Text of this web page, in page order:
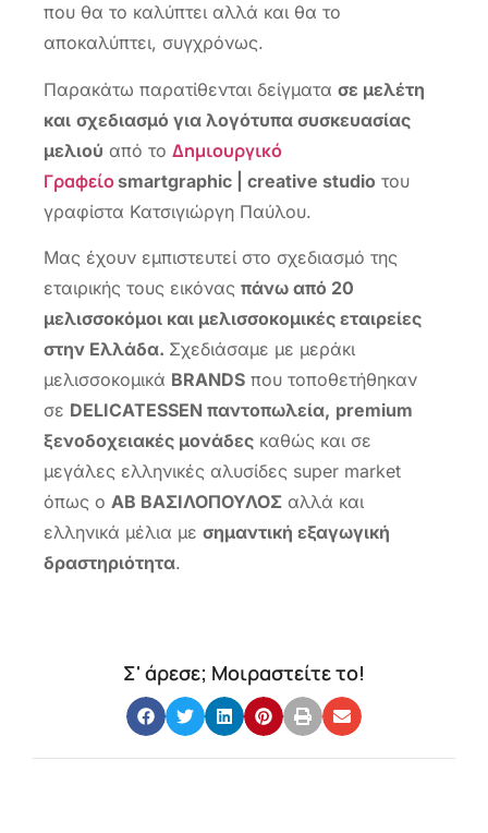
που θα το καλύπτει αλλά και θα το
αποκαλύπτει, συγχρόνως.
Παρακάτω παρατίθενται δείγματα σε μελέτη
και σχεδιασμό για λογότυπα συσκευασίας
μελιού από το Δημιουργικό
Γραφείο smartgraphic | creative studio του
γραφίστα Κατσιγιώργη Παύλου.
Μας έχουν εμπιστευτεί στο σχεδιασμό της
εταιρικής τους εικόνας πάνω από 20
μελισσοκόμοι και μελισσοκομικές εταιρείες
στην Ελλάδα. Σχεδιάσαμε με μεράκι
μελισσοκομικά BRANDS που τοποθετήθηκαν
σε DELICATESSEN παντοπωλεία, premium
ξενοδοχειακές μονάδες καθώς και σε
μεγάλες ελληνικές αλυσίδες super market
όπως ο ΑΒ ΒΑΣΙΛΟΠΟΥΛΟΣ αλλά και
ελληνικά μέλια με σημαντική εξαγωγική
δραστηριότητα.
Σ' άρεσε; Μοιραστείτε το!